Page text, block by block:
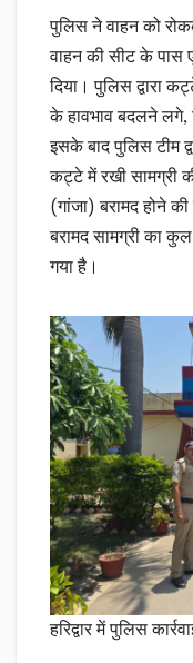
पुलिस ने वाहन को
वाहन की सीट के पास
दिया। पुलिस द्वारा
के हावभाव बदलने लगे,
इसके बाद पुलिस टीम
कट्टे में रखी सामग्री
(गांजा) बरामद होने
बरामद सामग्री का
गया है।
हरिद्वार में पुलिस